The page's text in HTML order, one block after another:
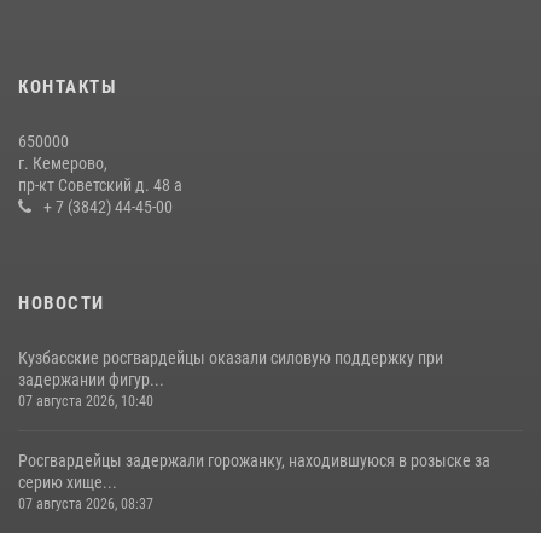
20 июля 2026, 08:52
гипермаркета товары на 13 тысяч рублей (ВИДЕО)
16 июля 2026, 06:43
КОНТАКТЫ
650000
г. Кемерово,
пр-кт Советский д. 48 а
+ 7 (3842) 44-45-00
НОВОСТИ
Кузбасские росгвардейцы оказали силовую поддержку при
задержании фигур...
07 августа 2026, 10:40
Росгвардейцы задержали горожанку, находившуюся в розыске за
серию хище...
07 августа 2026, 08:37